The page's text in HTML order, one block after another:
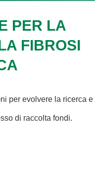
PER LA
FIBROSI
per evolvere la ricerca e
di raccolta fondi.